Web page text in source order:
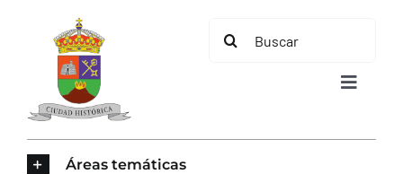
contenido
Buscar:
Toggle
Áreas temáticas